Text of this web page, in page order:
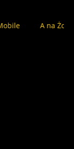
A na Żoliborzu